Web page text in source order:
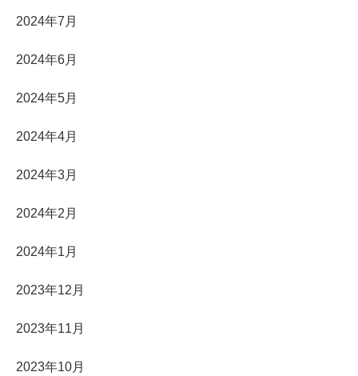
2024年7月
2024年6月
2024年5月
2024年4月
2024年3月
2024年2月
2024年1月
2023年12月
2023年11月
2023年10月